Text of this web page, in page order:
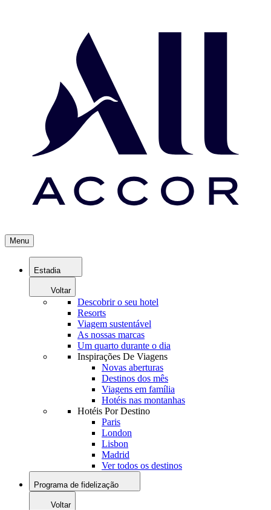
Menu
Estadia
Voltar
Descobrir o seu hotel
Resorts
Viagem sustentável
As nossas marcas
Um quarto durante o dia
Inspirações De Viagens
Novas aberturas
Destinos dos mês
Viagens em família
Hotéis nas montanhas
Hotéis Por Destino
Paris
London
Lisbon
Madrid
Ver todos os destinos
Programa de fidelização
Voltar